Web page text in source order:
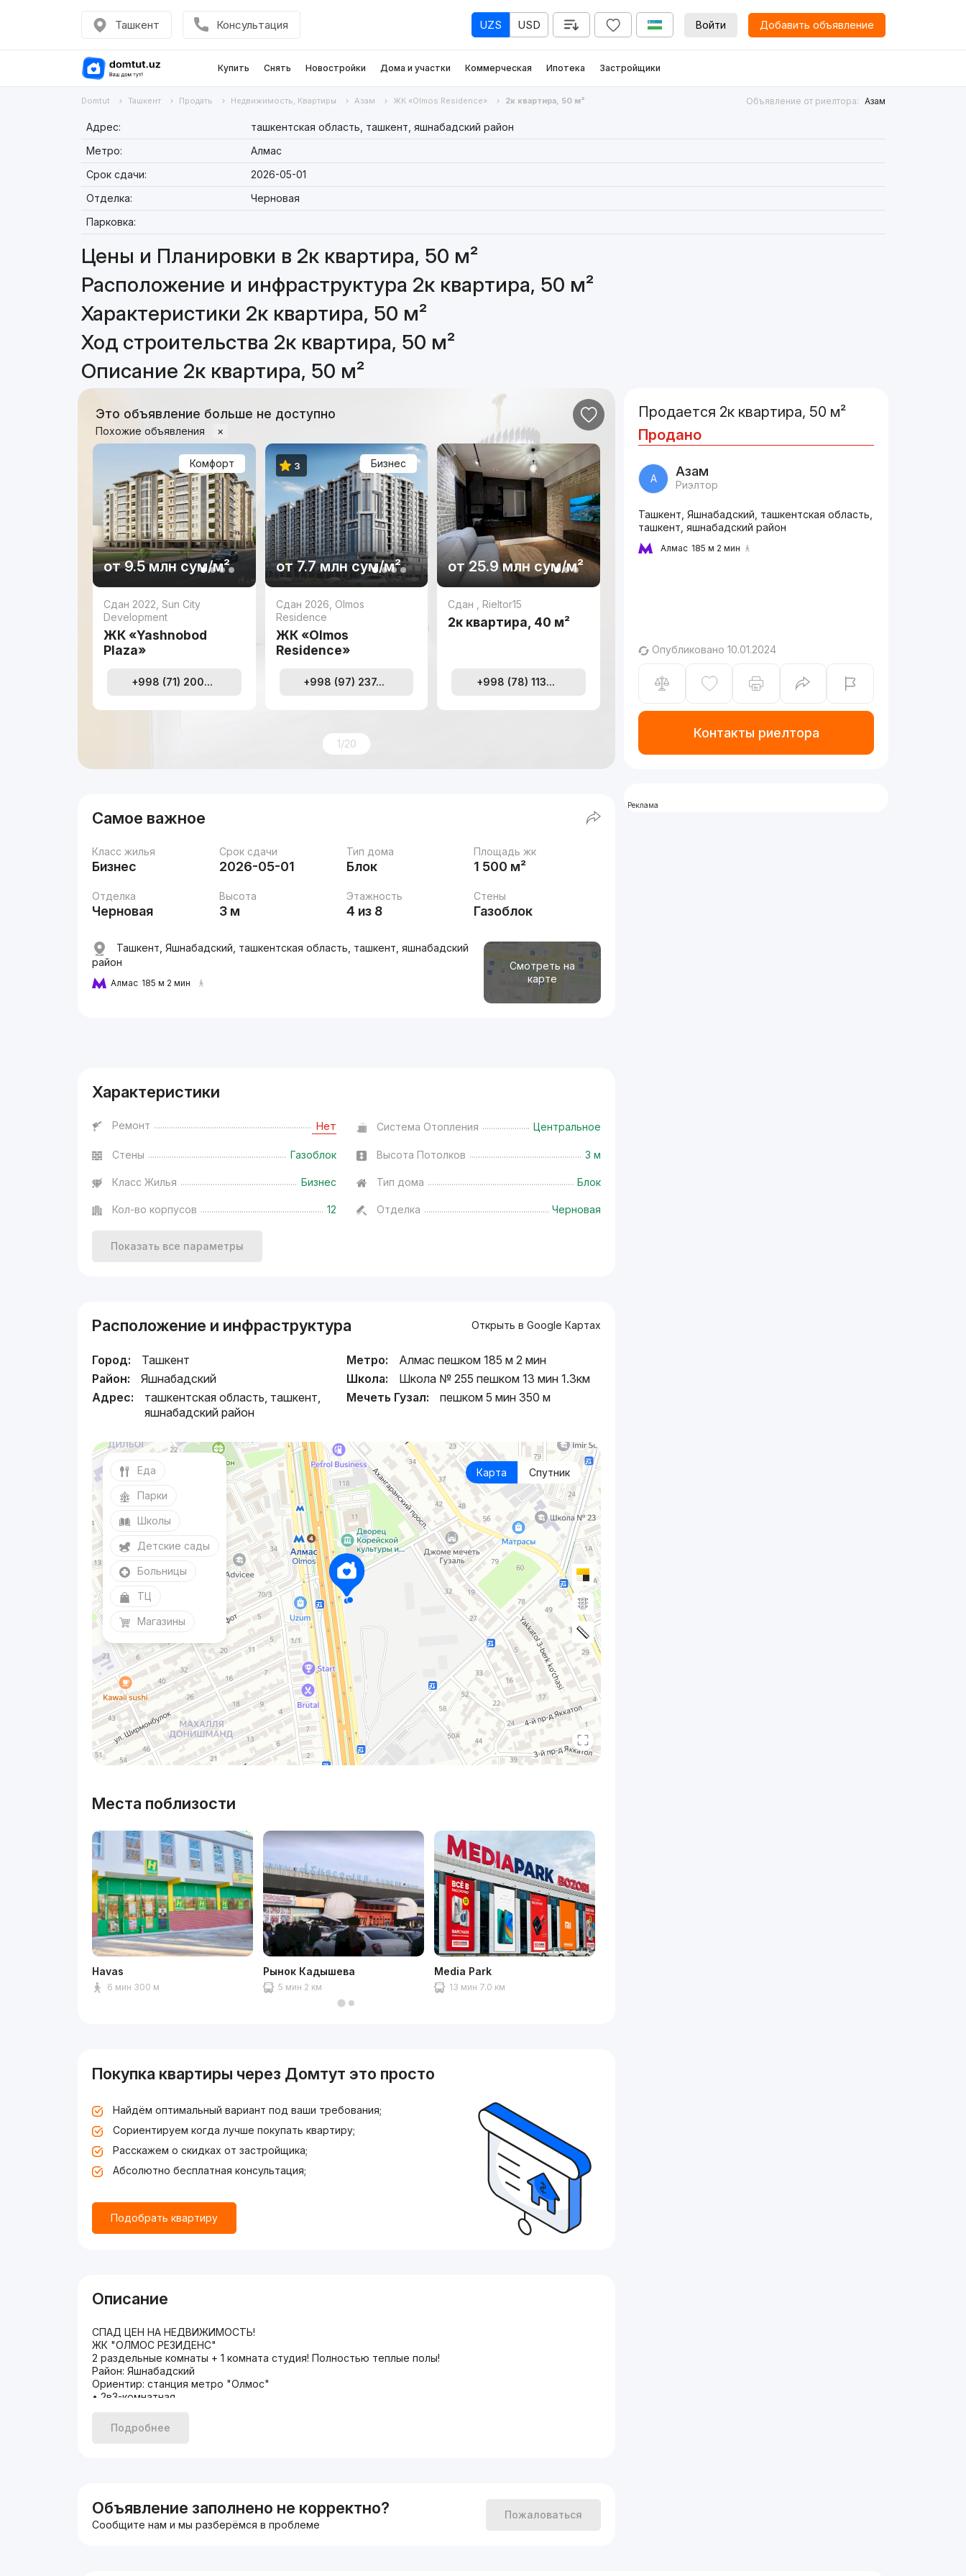
Ташкент Консультация UZS USD Войти Добавить объявление
Купить Снять Новостройки Дома и участки Коммерческая Ипотека Застройщики
Domtut Ташкент Продать Недвижимость, Квартиры Азам ЖК «Olmos Residence» 2к квартира, 50 м² Объявление от риелтора: Азам
Адрес:
ташкентская область, ташкент, яшнабадский район
Метро:
Алмас
Срок сдачи:
2026-05-01
Отделка:
Черновая
Парковка:
Цены и Планировки в 2к квартира, 50 м²
Расположение и инфраструктура 2к квартира, 50 м²
Характеристики 2к квартира, 50 м²
Ход строительства 2к квартира, 50 м²
Описание 2к квартира, 50 м²
Это объявление больше не доступно
Похожие объявления ×
Комфорт
от9.5 млн сум/м²
Сдан 2022 ,Sun City
Development
ЖК «Yashnobod
Plaza»
+998 (71) 200...
Бизнес
от7.7 млн сум/м²
3
Сдан 2026 Olmos
Residence
ЖК «Olmos
Residence»
+998 (97) 237...
от25.9 млн сум/м²
Сдан Rieltor15
2к квартира, 40 м²
+998 (78) 113...
1/20
Самое важное
Класс жилья
Бизнес
Срок сдачи
2026-05-01
Тип дома
Блок
Площадь жк
1 500 м²
Отделка
Черновая
Высота
3 м
Этажность
4 из 8
Стены
Газоблок
Смотреть на
карте
Ташкент, Яшнабадский, ташкентская область, ташкент, яшнабадский
район
Алмас 185 м 2 мин
Характеристики
Ремонт Нет Система Отопления Центральное
Стены Газоблок Высота Потолков 3 м
Класс Жилья Бизнес Тип дома Блок
Кол-во корпусов 12 Отделка Черновая
Показать все параметры
Расположение и инфраструктура Открыть в Google Картах
Город:
Ташкент
Район:
Яшнабадский
Адрес:
ташкентская область, ташкент,
яшнабадский район
Метро:
Алмас пешком 185 м 2 мин
Школа:
Школа № 255 пешком 13 мин 1.3км
Мечеть Гузал:
пешком 5 мин 350 м
Карта Спутник
Еда
Парки
Школы
Детские сады
Больницы
ТЦ
Магазины
Места поблизости
Havas
6 мин 300 м
Рынок Кадышева
5 мин 2 км
Media Park
13 мин 7.0 км
Покупка квартиры через Домтут это просто
Найдём оптимальный вариант под ваши требования;
Сориентируем когда лучше покупать квартиру;
Расскажем о скидках от застройщика;
Абсолютно бесплатная консультация;
Подобрать квартиру
Описание
СПАД ЦЕН НА НЕДВИЖИМОСТЬ!
ЖК "ОЛМОС РЕЗИДЕНС"
2 раздельные комнаты + 1 комната студия! Полностью теплые полы!
Район: Яшнабадский
Ориентир: станция метро "Олмос"
• 2в3-комнатная
• 9-этажка
• Площадь: 50 м2
Мой номер: 99-334-02-22 Азам
PS: Также можно оформить в ИПОТЕКУ!
Подробнее
Объявление заполнено не корректно?
Сообщите нам и мы разберёмся в проблеме
Пожаловаться
Продается 2к квартира, 50 м²
Продано
А Азам
Риэлтор
Ташкент, Яшнабадский, ташкентская область,
ташкент, яшнабадский район
Алмас 185 м 2 мин
Опубликовано 10.01.2024
Контакты риелтора
Реклама